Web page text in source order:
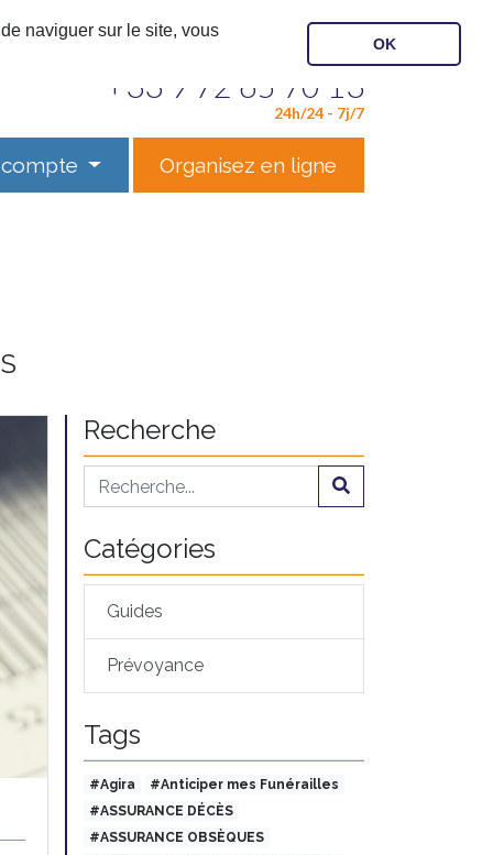
naviguer sur le site, vous
OK
Contactez notre service
+33 9 72 65 70 13
24h/24 - 7j/7
Organisez en ligne
Recherche
Catégories
Guides
Prévoyance
Tags
#Agira
#Anticiper mes Funérailles
#ASSURANCE DÉCÈS
#ASSURANCE OBSÈQUES